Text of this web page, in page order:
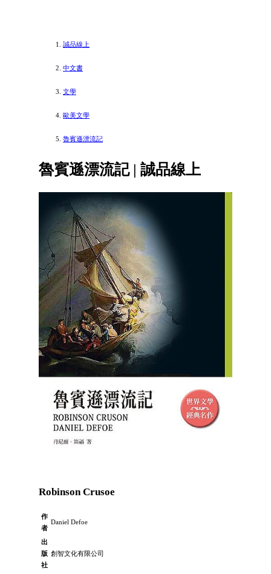
誠品線上
中文書
文學
歐美文學
魯賓遜漂流記
魯賓遜漂流記 | 誠品線上
Robinson Crusoe
作
者
Daniel Defoe
出
版
社
創智文化有限公司